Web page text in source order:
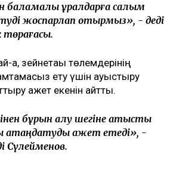
баламалы құралдарға салым
жоспарлап отырмыз», - деді
зейнетақы төлемдерінің
ету үшін ауыстыру
қажет екенін айтты.
бұрын алу шегіне қатысты
қажет етеді», -
Сүлейменов.